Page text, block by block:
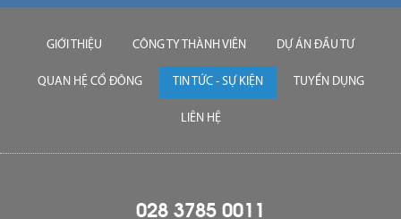
GIỚI THIỆU CÔNG TY THÀNH VIÊN DỰ ÁN ĐẦU TƯ
QUAN HỆ CỔ ĐÔNG TIN TỨC - SỰ KIỆN TUYỂN DỤNG
LIÊN HỆ
028 3785 0011